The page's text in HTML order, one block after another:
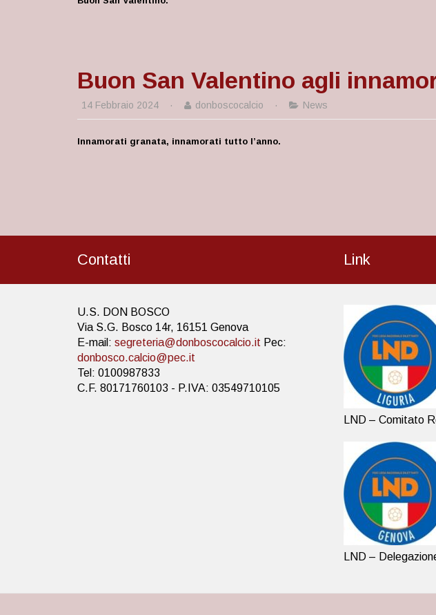
Buon San Valentino agli
14 Febbraio 2024 · donboscocalcio · News
Innamorati granata, innamorati tutto l’anno.
Contatti
U.S. DON BOSCO
Via S.G. Bosco 14r, 16151 Genova
E-mail: segreteria@donboscocalcio.it Pec:
donbosco.calcio@pec.it
Tel: 0100987833
C.F. 80171760103 - P.IVA: 03549710105
Link
LND – Comitato
LND –